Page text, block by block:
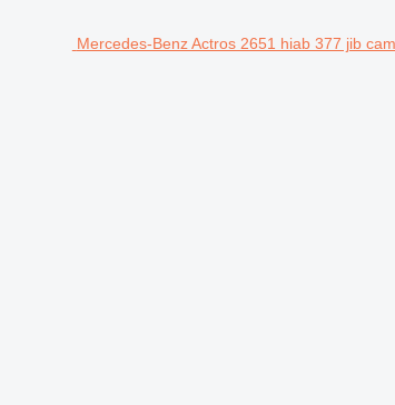
Mercedes-Benz Actros 2651 hiab 377 jib